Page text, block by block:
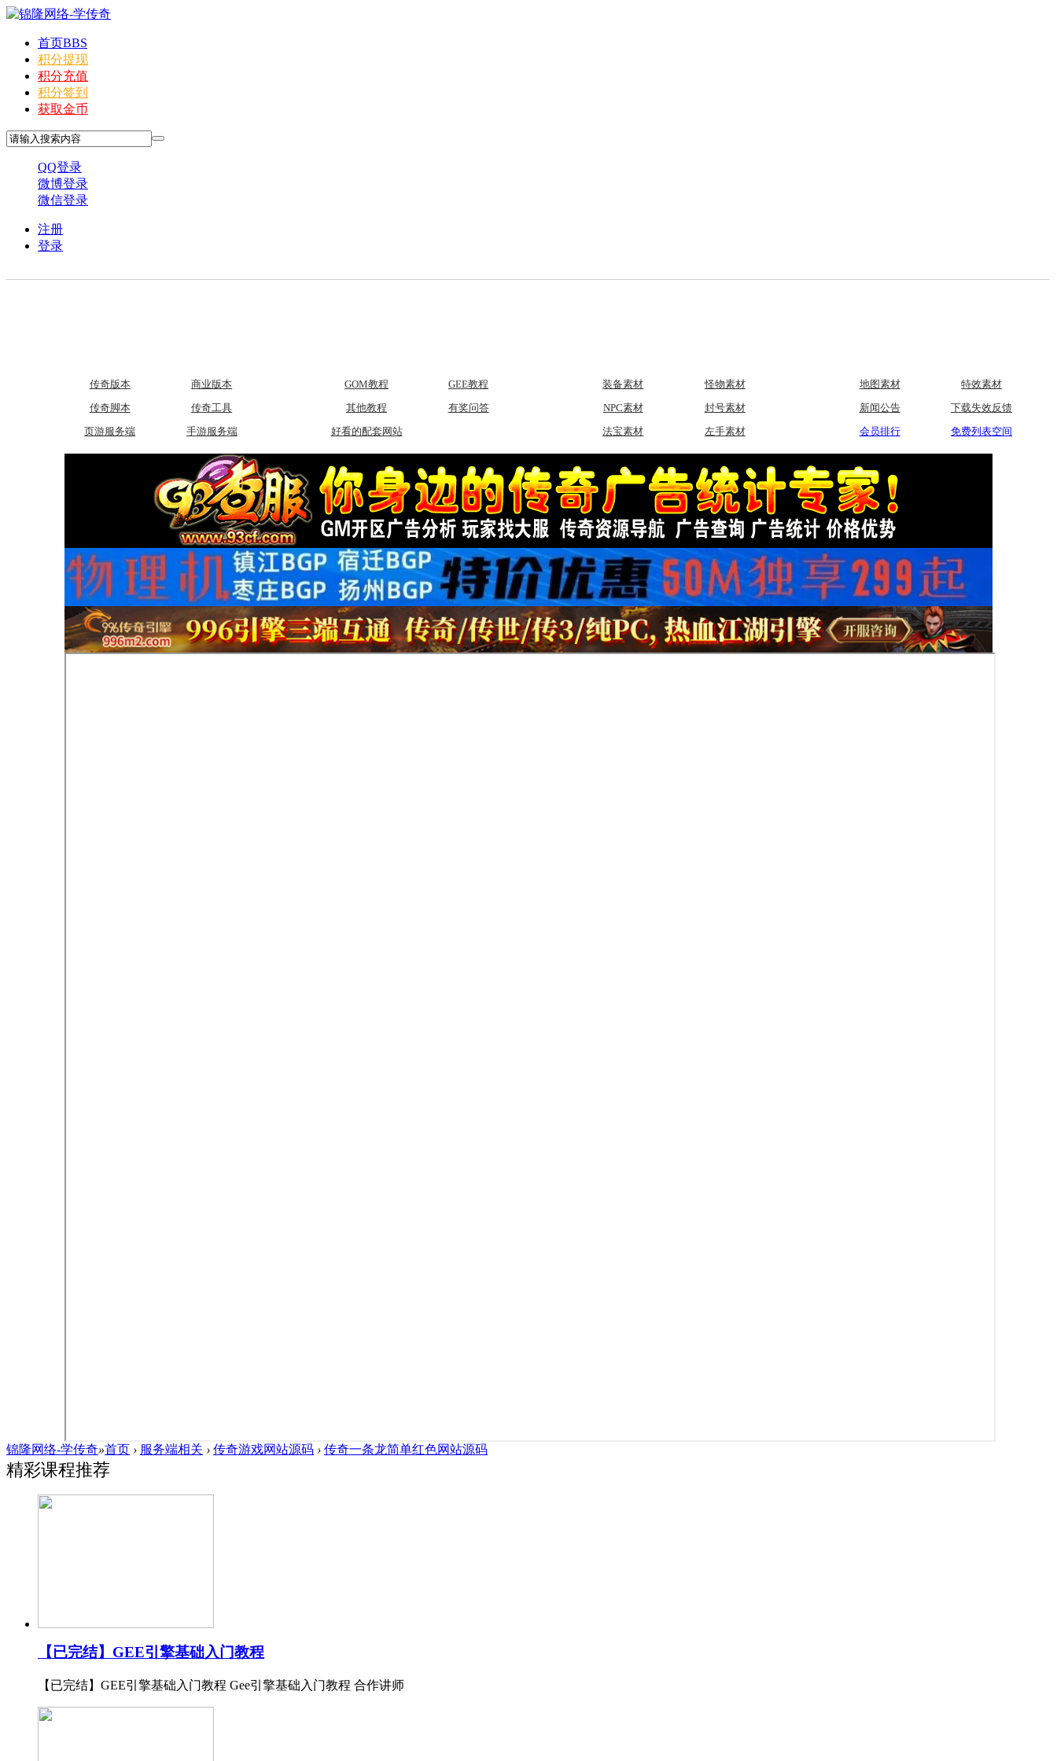
首页BBS
积分提现
积分充值
积分签到
获取金币
QQ登录
微博登录
微信登录
注册
登录
传奇版本
商业版本
传奇脚本
传奇工具
页游服务端
手游服务端
GOM教程
GEE教程
其他教程
有奖问答
好看的配套网站
装备素材
怪物素材
NPC素材
封号素材
法宝素材
左手素材
地图素材
特效素材
新闻公告
下载失效反馈
会员排行
免费列表空间
锦隆网络-学传奇»首页 › 服务端相关 › 传奇游戏网站源码 › 传奇一条龙简单红色网站源码
精彩课程推荐
【已完结】GEE引擎基础入门教程
【已完结】GEE引擎基础入门教程 Gee引擎基础入门教程 合作讲师